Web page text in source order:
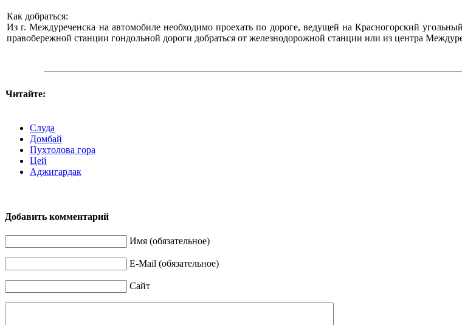
Как добраться:
Из г. Междуреченска на автомобиле необходимо проехать по дороге, ведущей на Красногорский
правобережной станции гондольной дороги добраться от железнодорожной станции или из центра
Читайте:
Слуда
Домбай
Пухтолова гора
Цей
Аджигардак
Добавить комментарий
Имя (обязательное)
E-Mail (обязательное)
Сайт